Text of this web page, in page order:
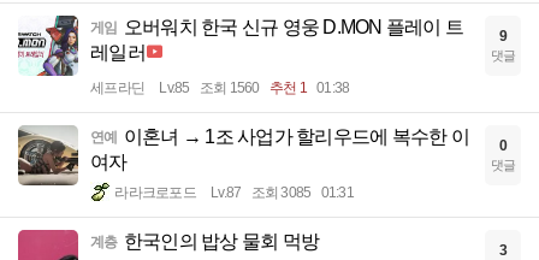
게임 오버워치 한국 신규 영웅 D.MON 플레이 트
레일러
세프라딘 Lv.85 조회 1560 추천 1 01:38
9
댓글
연예 이혼녀 → 1조 사업가 할리우드에 복수한 이
여자
라라크로포드 Lv.87 조회 3085 01:31
0
댓글
계층 한국인의 밥상 물회 먹방 3